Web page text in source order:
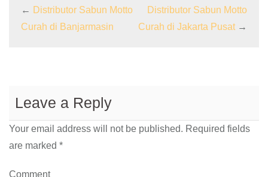
← Distributor Sabun Motto
Curah di Banjarmasin
Distributor Sabun Motto
Curah di Jakarta Pusat→
Leave a Reply
Your email address will not be published. Required fields
are marked *
Comment